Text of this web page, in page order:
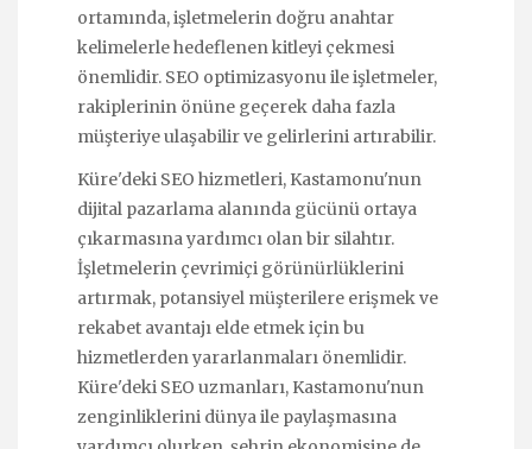
ortamında, işletmelerin doğru anahtar
kelimelerle hedeflenen kitleyi çekmesi
önemlidir. SEO optimizasyonu ile işletmeler,
rakiplerinin önüne geçerek daha fazla
müşteriye ulaşabilir ve gelirlerini artırabilir.
Küre'deki SEO hizmetleri, Kastamonu'nun
dijital pazarlama alanında gücünü ortaya
çıkarmasına yardımcı olan bir silahtır.
İşletmelerin çevrimiçi görünürlüklerini
artırmak, potansiyel müşterilere erişmek ve
rekabet avantajı elde etmek için bu
hizmetlerden yararlanmaları önemlidir.
Küre'deki SEO uzmanları, Kastamonu'nun
zenginliklerini dünya ile paylaşmasına